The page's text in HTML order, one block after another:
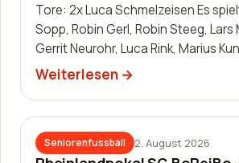
Tore: 2x Luca Schmelzeisen Es spielten: Finn
Sopp, Robin Gerl, Robin Steeg, Lars
Gerrit Neurohr, Luca Rink, Marius
Manuel Häuser, Lukas Schleis,…
Weiterlesen
Seniorenfussball 2. August 2026